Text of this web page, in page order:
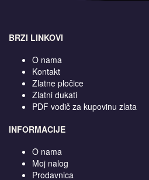
BRZI LINKOVI
O nama
Kontakt
Zlatne pločice
Zlatni dukati
PDF vodič za kupovinu zlata
INFORMACIJE
O nama
Moj nalog
Prodavnica